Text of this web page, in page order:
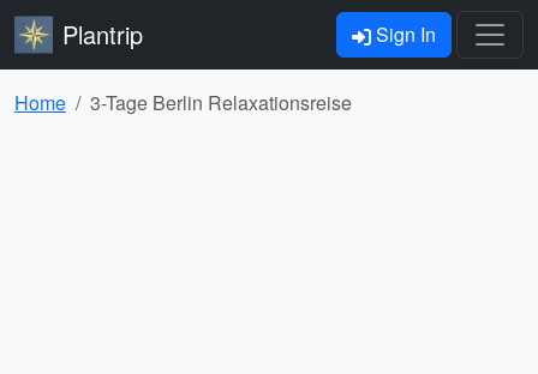
Plantrip Sign In
Home 3-Tage Berlin Relaxationsreise